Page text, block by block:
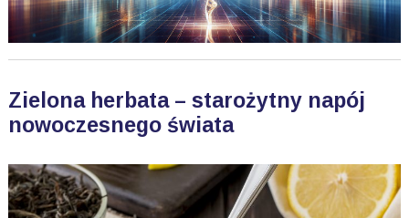
Zielona herbata – starożytny napój
nowoczesnego świata